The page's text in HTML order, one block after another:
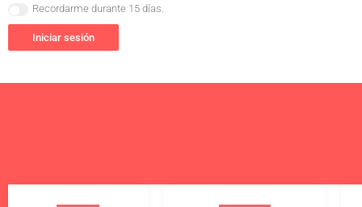
Recordarme durante 15 días.
Iniciar sesión